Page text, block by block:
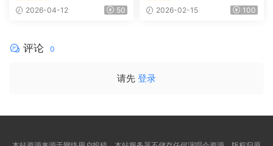
e Comeback 演唱会：Ariran
软字幕][1080P][MKV/9.91 G
iB]
2026-04-12 50
克瑞儿里约演唱会 Diana Kral
2026-02-15 100
评论 0
请先 登录